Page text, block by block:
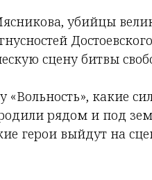
убийцы
сцену битвы
какие
рядом и под
герои выйдут на